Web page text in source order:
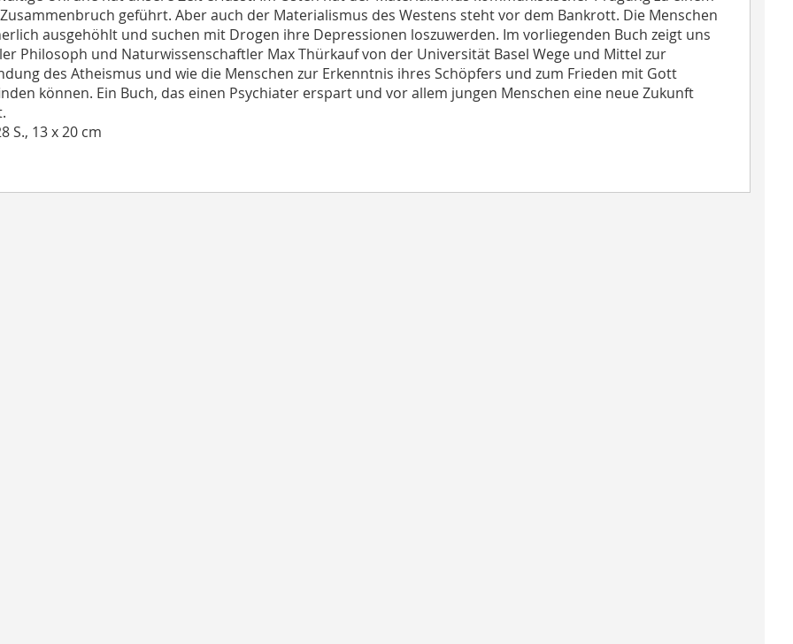
geführt. Aber auch der Materialismus des Westens steht vor dem Bankrott. Die Menschen
ausgehöhlt und suchen mit Drogen ihre Depressionen loszuwerden. Im vorliegenden Buch zeigt uns
Philosoph und Naturwissenschaftler Max Thürkauf von der Universität Basel Wege und Mittel zur
des Atheismus und wie die Menschen zur Erkenntnis ihres Schöpfers und zum Frieden mit Gott
können. Ein Buch, das einen Psychiater erspart und vor allem jungen Menschen eine neue Zukunft
S., 13 x 20 cm